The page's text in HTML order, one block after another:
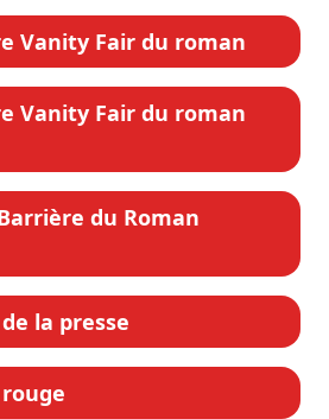
Vanity Fair du roman
Vanity Fair du roman
du Roman
la presse